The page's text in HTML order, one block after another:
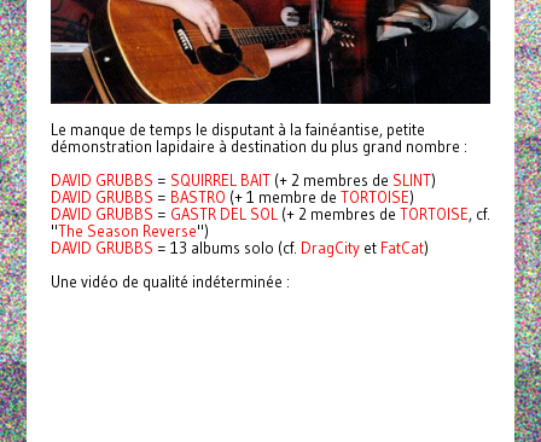
Le manque de temps le disputant à la fainéantise, petite
démonstration lapidaire à destination du plus grand nombre :
DAVID GRUBBS = SQUIRREL BAIT(+ 2 membres de SLINT)
DAVID GRUBBS = BASTRO (+ 1 membre de TORTOISE)
DAVID GRUBBS = GASTR DEL SOL (+ 2 membres de TORTOISE, cf.
"The Season Reverse")
DAVID GRUBBS = 13 albums solo (cf. DragCityet FatCat)
Une vidéo de qualité indéterminée :